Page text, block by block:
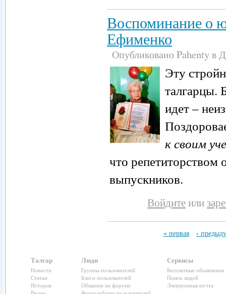
Воспоминание о
Ефименко
Опубликовано Pahenty в
Эту
талгарцы.
идет –
к своим
что репетиторством
выпускников.
Войдитеили
« первая ‹
Талгар
Новости
Статьи
История
Люди
Группы пользователей
Блоги пользователей
Общение на форуме
Сервисы
Бесплатные объявления
Поиск людей
Электронная почта